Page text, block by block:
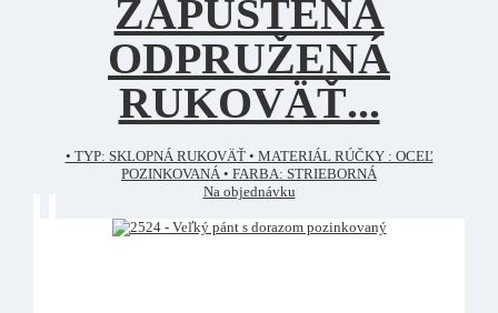
ZAPUSTENÁ
ODPRUŽENÁ
RUKOVÄŤ...
• TYP: SKLOPNÁ RUKOVÄŤ • MATERIÁL RÚČKY : OCEĽ
POZINKOVANÁ • FARBA: STRIEBORNÁ
Na objednávku